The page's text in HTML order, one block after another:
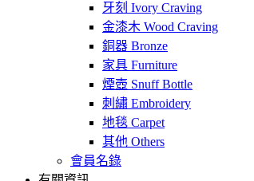
牙刻 Ivory Craving
金漆木 Wood Craving
銅器 Bronze
家具 Furniture
煙壺 Snuff Bottle
刺繡 Embroidery
地毯 Carpet
其他 Others
會員名錄